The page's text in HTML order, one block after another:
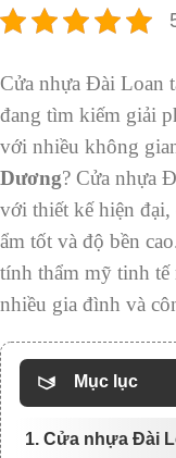
Cửa nhựa Đài Loan
đang tìm kiếm giải
với nhiều không
Dương? Cửa nhựa
với thiết kế hiện đại,
ẩm tốt và độ bền
tính thẩm mỹ tinh
nhiều gia đình và
Mục lục
1. Cửa nhựa Đài